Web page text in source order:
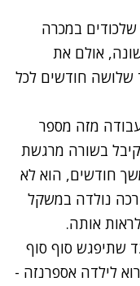
אחד מ-33 הכורים שלכודים במכרה
אולם את
שלושה חודשים לכל
מזה מספר
בשורה מרגשת
חודשים, הוא לא
נולדה במשקל
אותה.
שתיפגש סוף סוף
לילדה אספרנזה -